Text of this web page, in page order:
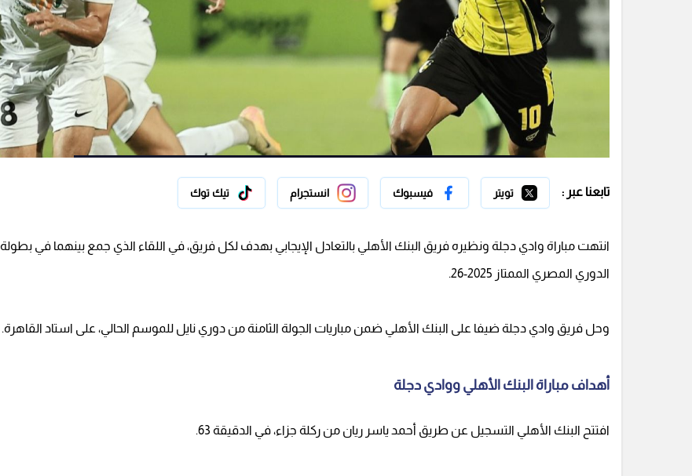
تابعنا عبر : تويتر فيسبوك انستجرام تيك توك
انتهت مباراة وادي دجلة ونظيره فريق البنك الأهلي بالتعادل الإيجابي بهدف لكل فريق، في اللقاء الذي جمع بينهما في بطولة
الدوري المصري الممتاز 2025-26.
وحل فريق وادي دجلة ضيفا على البنك الأهلي ضمن مباريات الجولة الثامنة من دوري نايل للموسم الحالي، على استاد القاهرة.
أهداف مباراة البنك الأهلي ووادي دجلة
افتتح البنك الأهلي التسجيل عن طريق أحمد ياسر ريان من ركلة جزاء، في الدقيقة 63.